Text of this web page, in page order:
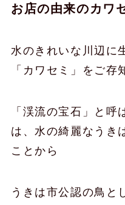
お店の由来のカワ
水のきれいな川辺に
「カワセミ」をご存
「渓流の宝石」と呼
は、水の綺麗なうき
ことから
うきは市公認の鳥と